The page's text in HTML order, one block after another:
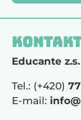
Educante z.s.
Tel.: (+420)
E-mail: